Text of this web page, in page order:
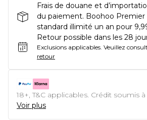
Frais de douane et
du paiement. Boohoo Premier
standard illimité un an pour
Retour possible dans les 28
Exclusions applicables. Veuillez
retour
18+, T&C applicables. Crédit soumis
Voir plus